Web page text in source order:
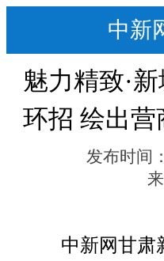
中新
魅力精致·
环招 绘出
发布时间：
中新网甘肃新